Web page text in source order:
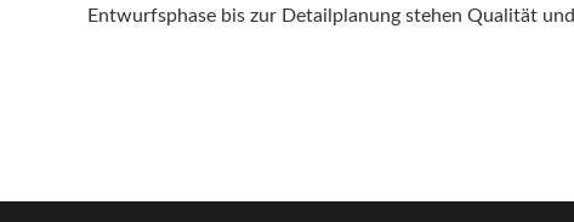
Entwurfsphase bis zur Detailplanung stehen Qualität